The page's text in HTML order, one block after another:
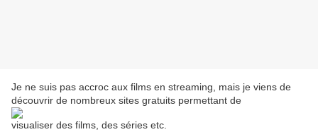
Je ne suis pas accroc aux films en streaming, mais je viens de
découvrir de nombreux sites gratuits permettant de
visualiser des films, des séries etc.